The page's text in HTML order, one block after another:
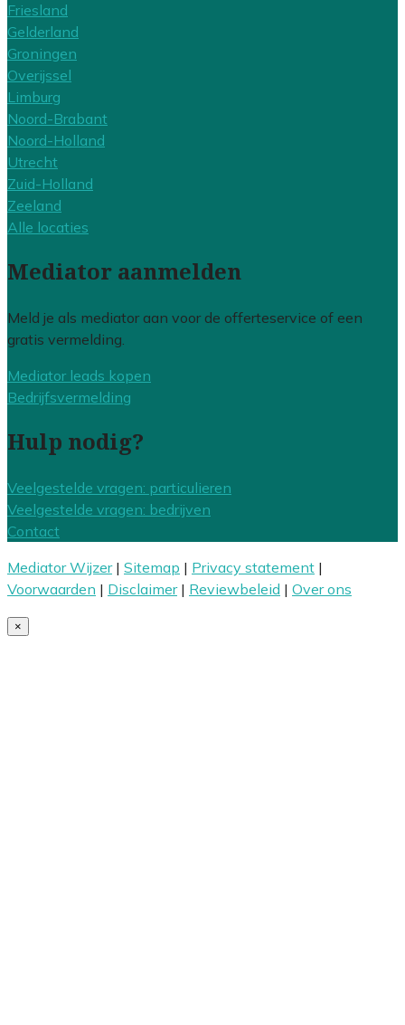
Friesland
Gelderland
Groningen
Overijssel
Limburg
Noord-Brabant
Noord-Holland
Utrecht
Zuid-Holland
Zeeland
Alle locaties
Mediator aanmelden
Meld je als mediator aan voor de offerteservice of een
gratis vermelding.
Mediator leads kopen
Bedrijfsvermelding
Hulp nodig?
Veelgestelde vragen: particulieren
Veelgestelde vragen: bedrijven
Contact
Mediator Wijzer| Sitemap | Privacy statement |
Voorwaarden | Disclaimer| Reviewbeleid | Over ons
×